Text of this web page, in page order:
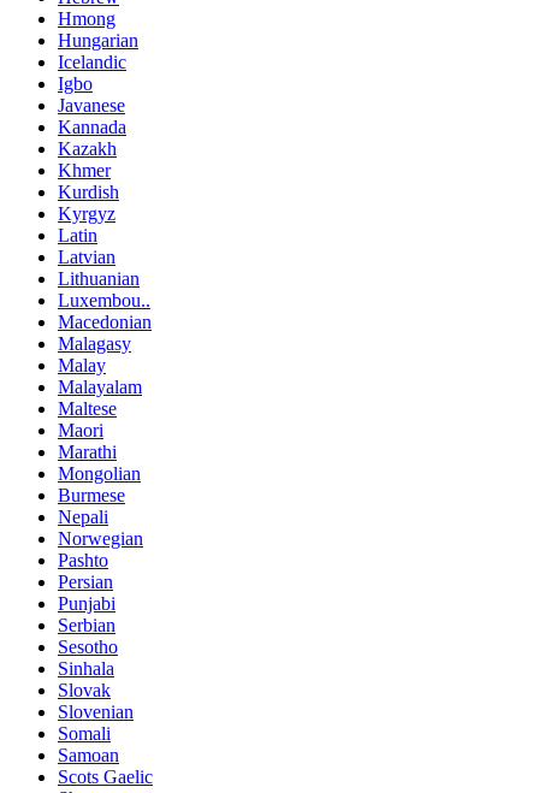
Hmong
Hungarian
Icelandic
Igbo
Javanese
Kannada
Kazakh
Khmer
Kurdish
Kyrgyz
Latin
Latvian
Lithuanian
Luxembou..
Macedonian
Malagasy
Malay
Malayalam
Maltese
Maori
Marathi
Mongolian
Burmese
Nepali
Norwegian
Pashto
Persian
Punjabi
Serbian
Sesotho
Sinhala
Slovak
Slovenian
Somali
Samoan
Scots Gaelic